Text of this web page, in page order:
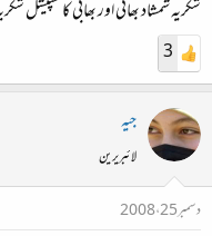
شکریہ شمشاد بھائی اور بھابی کا سپیشل
3
جیہ
لائبریرین
دسمبر 25، 2008